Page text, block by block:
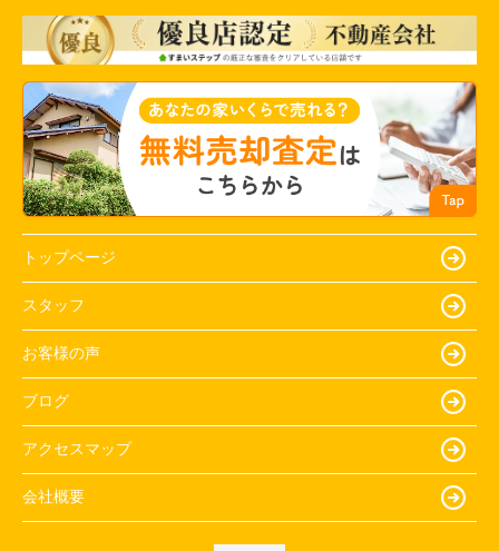
トップページ
スタッフ
お客様の声
ブログ
アクセスマップ
会社概要